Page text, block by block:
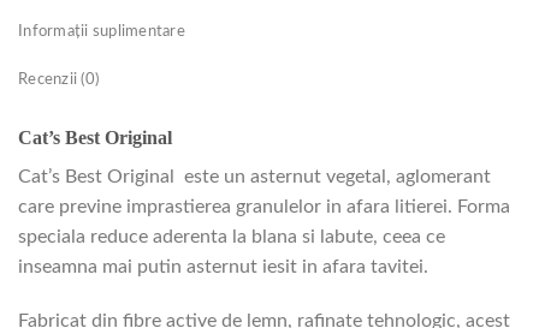
Informații suplimentare
Recenzii (0)
Cat’s Best Original
Cat’s Best Original este un asternut vegetal, aglomerant
care previne imprastierea granulelor in afara litierei. Forma
speciala reduce aderenta la blana si labute, ceea ce
inseamna mai putin asternut iesit in afara tavitei.
Fabricat din fibre active de lemn, rafinate tehnologic, acest